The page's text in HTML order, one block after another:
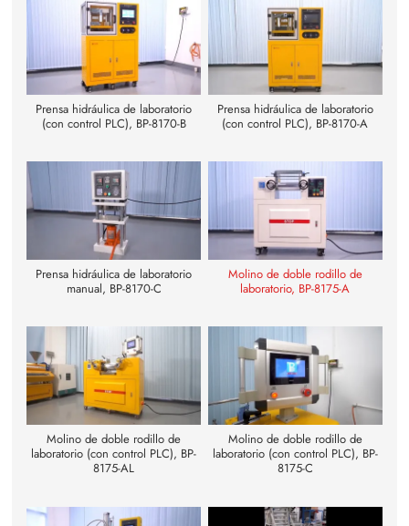
Prensa hidráulica de laboratorio
(con control PLC), BP-8170-B
Prensa hidráulica de laboratorio
(con control PLC), BP-8170-A
Prensa hidráulica de laboratorio
manual, BP-8170-C
Molino de doble rodillo de
laboratorio, BP-8175-A
Molino de doble rodillo de
laboratorio (con control PLC), BP-
8175-AL
Molino de doble rodillo de
laboratorio (con control PLC), BP-
8175-C